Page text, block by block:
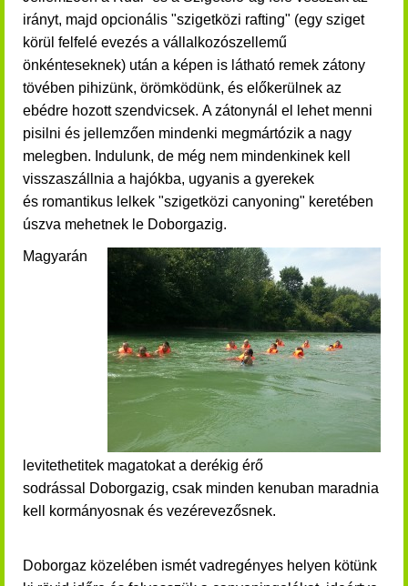
irányt, majd opcionális "szigetközi rafting" (egy sziget
körül felfelé evezés a vállalkozószellemű
önkénteseknek) után a képen is látható remek zátony
tövében pihizünk, örömködünk, és előkerülnek az
ebédre hozott szendvicsek. A zátonynál el lehet menni
pisilni és jellemzően mindenki megmártózik a nagy
melegben. Indulunk, de még nem mindenkinek kell
visszaszállnia a hajókba, ugyanis a gyerekek
és romantikus lelkek "szigetközi canyoning" keretében
úszva mehetnek le Doborgazig.
Magyarán
levitethetitek magatokat a derékig érő
sodrással Doborgazig, csak minden kenuban maradnia
kell kormányosnak és vezérevezősnek.
Doborgaz közelében ismét vadregényes helyen kötünk